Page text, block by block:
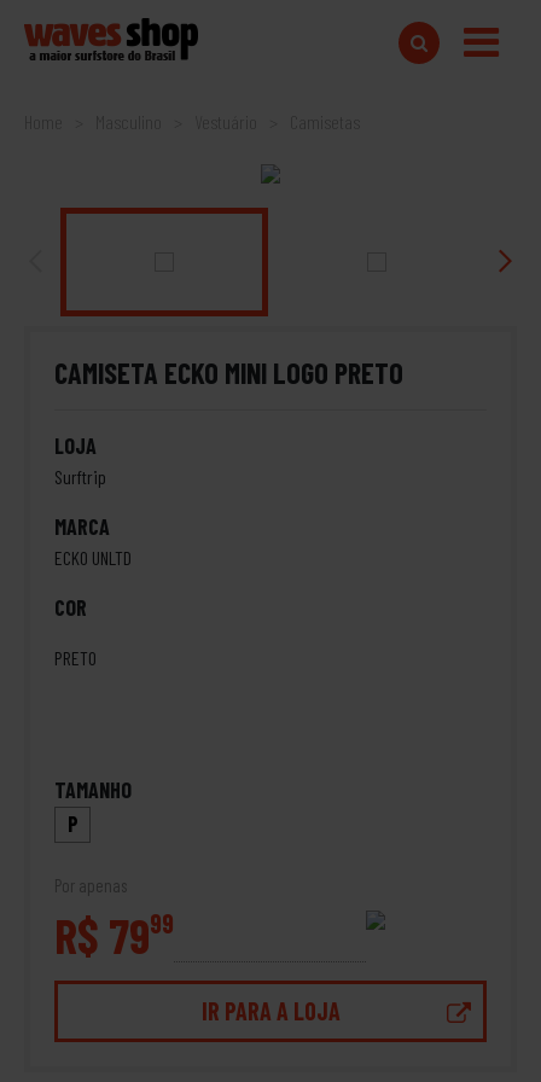
Home Camisetas
CAMISETA ECKO MINI LOGO PRETO
LOJA
Surftrip
MARCA
ECKO UNLTD
COR
PRETO
TAMANHO
P
Por apenas
R$ 7999
IR PARA A LOJA